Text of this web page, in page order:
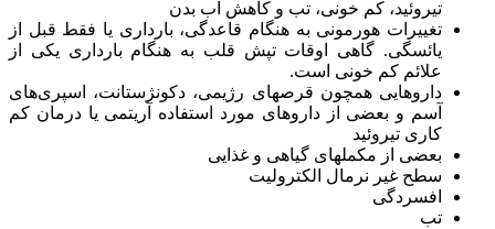
تیروئید، کم خونی، تب و کاهش آب بدن
تغییرات هورمونی به هنگام قاعدگی، بارداری یا فقط قبل از
یائسگی. گاهی اوقات تپش قلب به هنگام بارداری یکی از
علائم کم خونی است.
داروهایی همچون قرصهای رژیمی، دکونژستانت، اسپری‌های
آسم و بعضی از داروهای مورد استفاده آریتمی یا درمان کم
کاری تیروئید
بعضی از مکملهای گیاهی و غذایی
سطح غیر نرمال الکترولیت
افسردگی
تب